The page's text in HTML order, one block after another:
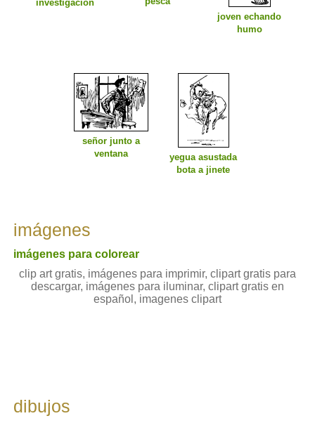
investigación
joven echando
humo
señor junto a
ventana
yegua asustada
bota a jinete
imágenes
imágenes para colorear
clip art gratis, imágenes para imprimir, clipart gratis para
descargar, imágenes para iluminar, clipart gratis en
español, imagenes clipart
dibujos